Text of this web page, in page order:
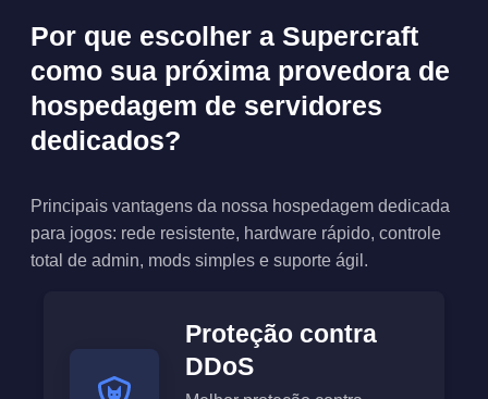
Por que escolher a Supercraft
como sua próxima provedora de
hospedagem de servidores
dedicados?
Principais vantagens da nossa hospedagem dedicada
para jogos: rede resistente, hardware rápido, controle
total de admin, mods simples e suporte ágil.
Proteção contra
DDoS